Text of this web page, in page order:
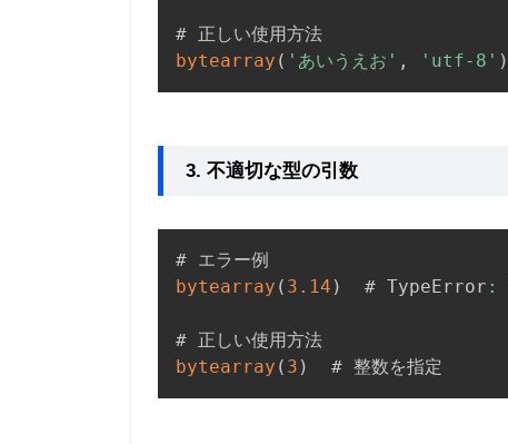
bytearray ( 'あいうえお' , 'utf-8' )
3. 不適切な型の引数
bytearray ( 3.14 )
  # TypeError
:
bytearray ( 3 )
  # 整数を指定